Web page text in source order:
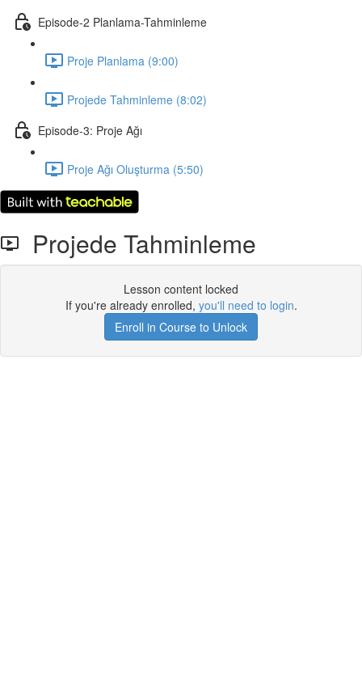
Episode-2 Planlama-Tahminleme
Proje Planlama (9:00)
Projede Tahminleme (8:02)
Episode-3: Proje Ağı
Proje Ağı Oluşturma (5:50)
Projede Tahminleme
Lesson content locked
If you're already enrolled, you'll need to login.
Enroll in Course to Unlock